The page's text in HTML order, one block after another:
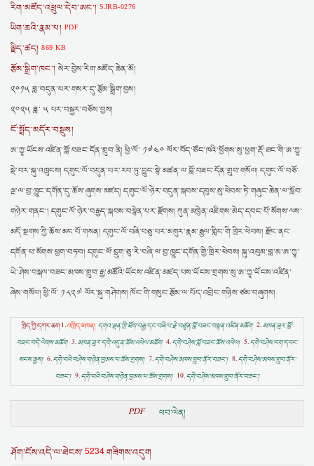
རིག་མཛོད་འཕྲུལ་དེབ་ཨང་།SJRB-0276
ཡིག་ཆའི་རྣམ་པ། PDF
ལྗིད་ཚད།869 KB
རྩོམ་སྒྲིག་ཁང་།སེར་བྱེས་རིག་མཛོད་ཆེན་མོ།
༢༠༡༥ ཟླ་བདུན་པར་གསར་དུ་རྩོམ་སྒྲིག་བྱས།
༢༠༢༥ ཟླ་ ༥ པར་བསྐྱར་བཅོས་བྱས།
ངོ་སྤྲོད་མདོར་བསྡུས།
ཨ་ཀྱཱ་ཡོངས་འཛིན་བློ་བཟང་དོན་གྲུབ་ནི། ཕྱི་ལོ་ ༡༧༤༠ ལོར་བོད་ཙོང་ཁའི་ཕྱོགས་སུ་ཕྱག་རྡོ་ཐང་གི་ཨ་ཀྱཱ་
སྡེ་བར་སྐུ་འཁྲུངས། དགུང་ལོ་བདུན་པར་རབ་ཏུ་བྱུང་སྟེ་མཚན་ལ་བློ་བཟང་དོན་གྲུབ་གསོལ། དགུང་ལོ་བཅོ་
ལྔ་ལ་བྱ་ཁྱུང་དགོན་དུ་ཆོས་ཞུགས་མཛད། དགུང་ལོ་ཉེར་བདུན་སྐབས་དབུས་སུ་ཕེབས་ཏེ་གཞུང་ཆེན་ལ་སློབ་
གཉེར་གནང་། དགུང་ལོ་ཉེར་བརྒྱད་སྐབས་བསྙེན་པར་རྫོགས། ཀུན་མཁྱེན་འཇིགས་མེད་དབང་པོ་སོགས་ལས་
མདོ་སྔགས་ཀྱི་ཆོས་མང་པོ་གསན། དགུང་ལོ་བཞི་བཅུ་པར་མགུར་རྣམ་རྒྱལ་གླིང་གི་ཁྲིར་ཕེབས། རྫོང་ནང་
དགོན་པ་སོགས་ཕྱག་བཏབ། དགུང་ལོ་དྲུག་ཅུ་རེ་བཞི་ལ་བྱ་ཁྱུང་དགོན་གྱི་ཁྲིར་ཕེབས། སྐུ་འབུམ་བླ་མ་ཨ་ཀྱཱ་
ཡེ་ཤེས་བསྐལ་བཟང་མཁས་གྲུབ་རྒྱ་མཚོའི་ཡོངས་འཛིན་མཛད་པས་ཡོངས་གྲགས་སུ་ཨ་ཀྱཱ་ཡོངས་འཛིན་
ཞེས་གསོལ། ཕྱི་ལོ་ ༡༨༢༧ ལོར་སྐུ་གཤེགས། ཁོང་གི་གསུང་རྩོམ་ལ་པོད་འབྲིང་གཉིས་ཙམ་བཞུགས།
ཁྲིད་ཀྱི་དཀར་ཆག 1.འཁྲིད་མཁན། དགའ་ལྡན་ཁྲི་ཐོག་བརྒྱ་དང་བཞི་པ་རྗེ་བཙུན་བློ་བཟང་བསྟན་འཛིན་མཆོག 2.མཁན་ཟུར་བློ་
བཟང་བདེ་ལེགས་མཆོག 3.མཁན་ཟུར་དགེ་འདུན་ཆོས་འཕེལ་མཆོག 4.དགེ་བཤེས་བློ་བཟང་ཆོས་འཕེལ། 5.དགེ་བཤེས་ངག་དབང་
སངས་རྒྱས། 6.དགེ་བའི་བཤེས་གཉེན་བྱམས་པ་ཆོས་གྲགས། 7.དགེ་བཤེས་མཁས་གྲུབ་ནོར་བཟང་། 8.དགེ་བཤེས་མཁས་གྲུབ་ནོར་
བཟང་།9.དགེ་བའི་བཤེས་གཉེན་བྱམས་པ་ཆོས་གྲགས། 10.དགེ་བཤེས་མཁས་གྲུབ་ནོར་བཟང་།
PDF ཕབ་ལེན།
ཤོག་ངོས་འདི་ལ་ཐེངས་5234གཟིགས་འདུག